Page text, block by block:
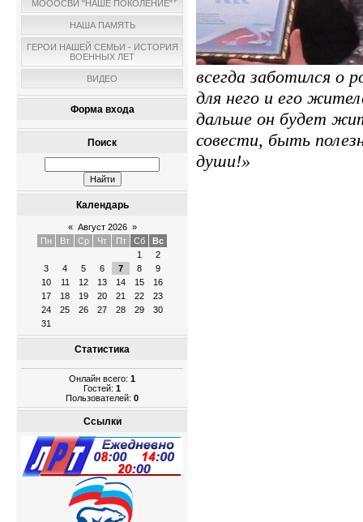
МОООСВИ "НАШЕ ПОКОЛЕНИЕ"
НАША ПАМЯТЬ
ГЕРОИ НАШЕЙ СЕМЬИ - ИСТОРИЯ
ВОЕННЫХ ЛЕТ
ВИДЕО
Форма входа
Поиск
Календарь
« Август 2026 »
Пн
Вт Ср Чт Пт Сб
Вс
1
2
3
4 5 6 7 8
9
10
11 12 13 14 15
16
17
18 19 20 21 22
23
24
25 26 27 28 29
30
31
Статистика
Онлайн всего: 1
Гостей: 1
Пользователей: 0
Ссылки
всегда заботился о
для него и его
дальше он будет
совести, быть
души!»